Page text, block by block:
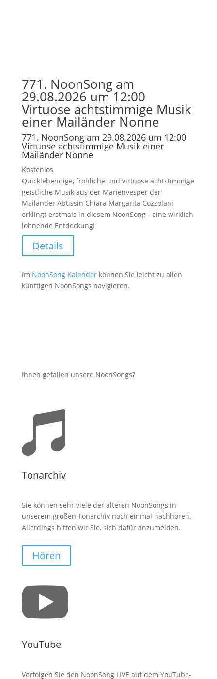
771. NoonSong am
29.08.2026 um 12:00
Virtuose achtstimmige Musik
einer Mailänder Nonne
771. NoonSong am 29.08.2026 um 12:00
Virtuose achtstimmige Musik einer
Mailänder Nonne
Kostenlos
Quicklebendige, fröhliche und virtuose achtstimmige
geistliche Musik aus der Marienvesper der
Mailänder Äbtissin Chiara Margarita Cozzolani
erklingt erstmals in diesem NoonSong - eine wirklich
lohnende Entdeckung!
Details
Im NoonSong Kalenderkönnen Sie leicht zu allen
künftigen NoonSongs navigieren.
Ihnen gefallen unsere NoonSongs?

Tonarchiv
Sie können sehr viele der älteren NoonSongs in
unserem großen Tonarchiv noch einmal nachhören.
Allerdings bitten wir Sie, sich dafür anzumelden.
Hören

YouTube
Verfolgen Sie den NoonSong LIVE auf dem YouTube-